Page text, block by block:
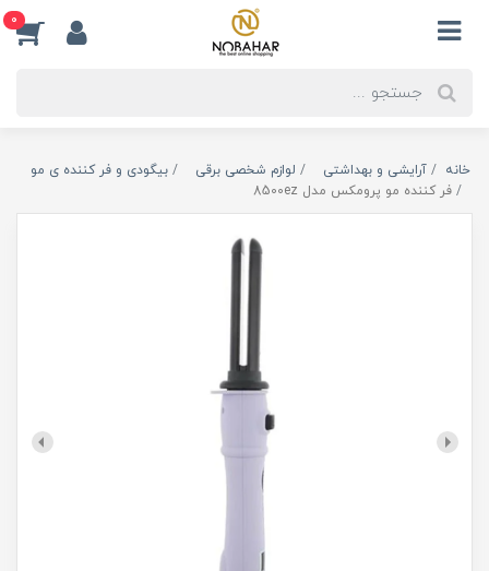
0
خانه آرایشی و بهداشتی لوازم شخصی برقی
بیگودی و فر کننده ی مو
فر کننده مو پرومکس مدل 8500ez